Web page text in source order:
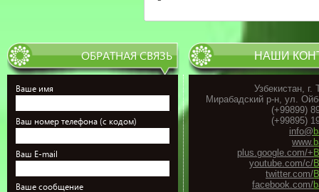
ОБРАТНАЯ СВЯЗЬ
Ваше имя
Ваш номер телефона (с кодом)
Ваш E-mail
Ваше сообщение
НАШИ
Узбекистан, г.
Мирабадский р-н, ул.
(+99899)
(+99895)
info@
www.
plus.google.com/+
youtube.com/c/
twitter.com/
facebook.com/